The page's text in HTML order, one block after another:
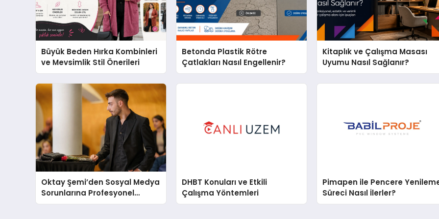
Büyük Beden Hırka Kombinleri
ve Mevsimlik Stil Önerileri
Betonda Plastik Rötre
Çatlakları Nasıl Engellenir?
Kitaplık ve Çalışma Masası
Uyumu Nasıl Sağlanır?
Oktay Şemi’den Sosyal Medya
Sorunlarına Profesyonel
Müdahale ve Hızlı Çözüm
DHBT Konuları ve Etkili
Çalışma Yöntemleri
Pimapen ile Pencere
Süreci Nasıl İlerler?